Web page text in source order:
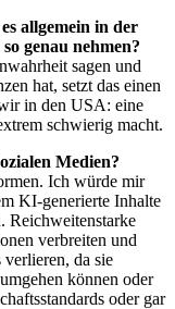
allgemein in der
genau nehmen?
sagen und
hat, setzt das einen
in den USA: eine
schwierig macht.
Medien?
Ich würde mir
KI-generierte Inhalte
Reichweitenstarke
verbreiten und
da sie
können oder
oder gar